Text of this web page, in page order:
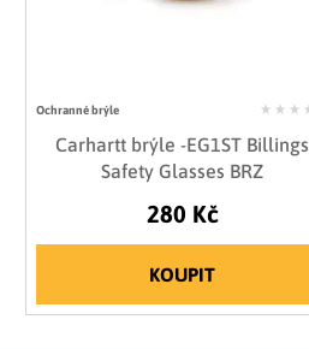
Ochranné brýle
Carhartt brýle -EG1ST Billings
Safety Glasses BRZ
280 Kč
KOUPIT